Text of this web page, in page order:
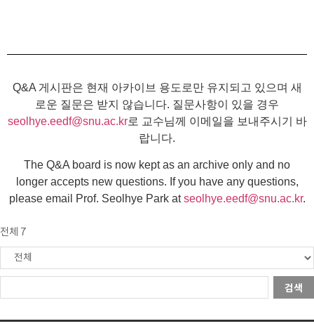
Q&A 게시판은 현재 아카이브 용도로만 유지되고 있으며 새
로운 질문은 받지 않습니다. 질문사항이 있을 경우
seolhye.eedf@snu.ac.kr로 교수님께 이메일을 보내주시기 바
랍니다.
The Q&A board is now kept as an archive only and no
longer accepts new questions. If you have any questions,
please email Prof. Seolhye Park atseolhye.eedf@snu.ac.kr.
전체 7
검색